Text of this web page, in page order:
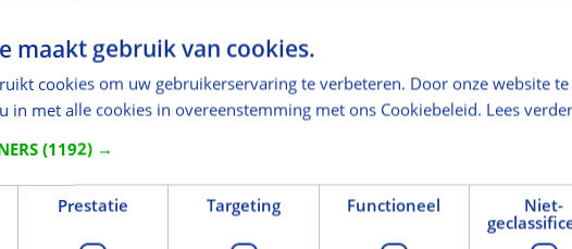
1
Raamdecoratie
4
P08
5
maakt gebruik van cookies.
cookies om uw gebruikerservaring te verbeteren. Door onze website te
in met alle cookies in overeenstemming met ons Cookiebeleid. Lees verder
(1192) →
Prestatie Targeting Functioneel
Niet-